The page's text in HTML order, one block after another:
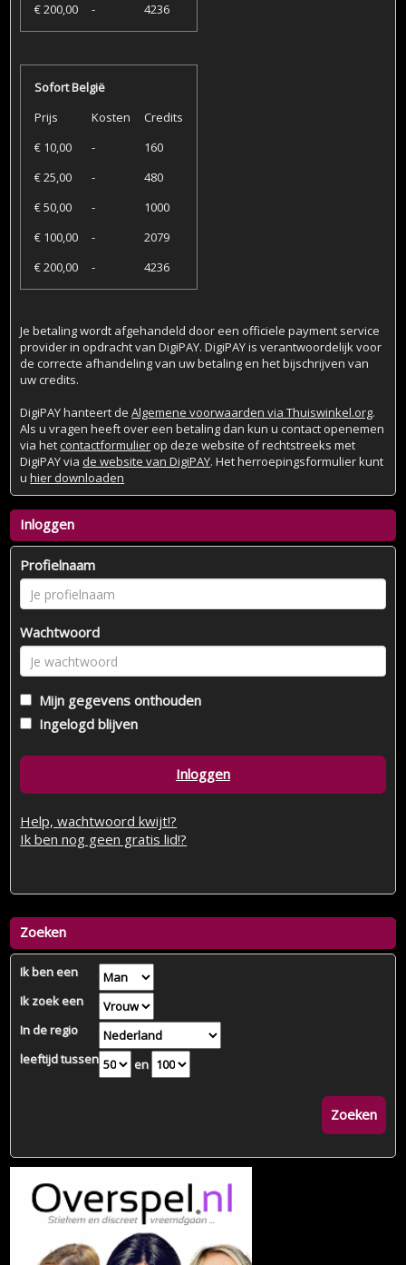
€ 200,00
- 4236
Sofort België
Prijs
Kosten
Credits
€ 10,00
-
160
€ 25,00
-
480
€ 50,00
-
1000
€ 100,00
-
2079
€ 200,00
- 4236
Je betaling wordt afgehandeld door een officiele payment service
provider in opdracht van DigiPAY. DigiPAY is verantwoordelijk voor
de correcte afhandeling van uw betaling en het bijschrijven van
uw credits.
DigiPAY hanteert deAlgemene voorwaarden via Thuiswinkel.org.
Als u vragen heeft over een betaling dan kun u contact openemen
via hetcontactformulier op deze website of rechtstreeks met
DigiPAY via de website van DigiPAY. Het herroepingsformulier kunt
uhier downloaden
Inloggen
Profielnaam
Wachtwoord
Mijn gegevens onthouden
Ingelogd blijven
Inloggen
Help, wachtwoord kwijt!?
Ik ben nog geen gratis lid!?
Zoeken
Ik ben een
Ik zoek een
In de regio
leeftijd tussen
en
Zoeken